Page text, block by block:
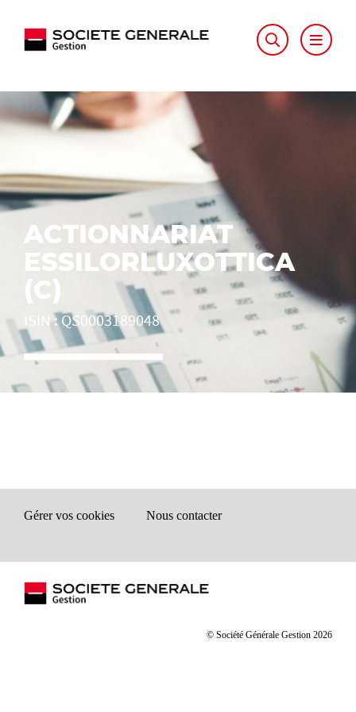
ACTIONNARIAT
ESSILORLUXOTTICA
(C)
ISIN:QS0003189048
Gérer vos cookies Nous contacter
© Société Générale Gestion 2026